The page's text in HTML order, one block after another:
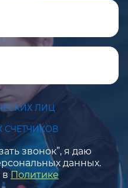
ЛИЦ
СЧЕТЧИКОВ
звонок”, я даю
данных.
Политике